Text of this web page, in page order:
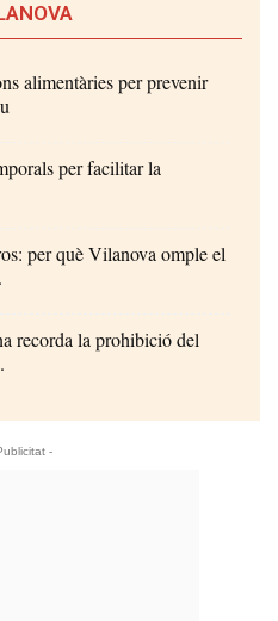
alimentàries per prevenir
per facilitar la
per què Vilanova omple el
recorda la prohibició del
-